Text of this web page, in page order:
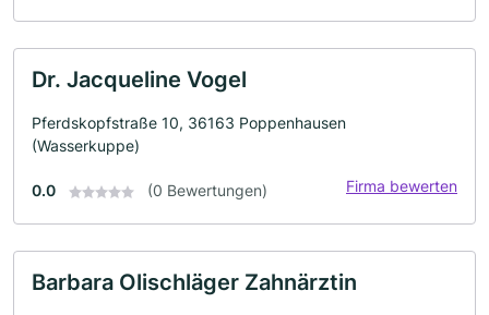
Dr. Jacqueline Vogel
Pferdskopfstraße 10, 36163 Poppenhausen
(Wasserkuppe)
0.0 (0 Bewertungen) Firma bewerten
Barbara Olischläger Zahnärztin